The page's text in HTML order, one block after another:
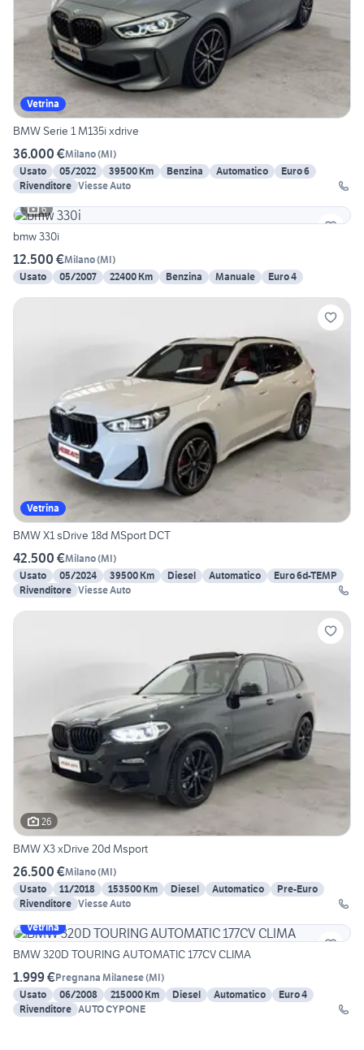
Vetrina
BMW Serie 1 M135i xdrive
36.000 €Milano(MI)
Usato
05/2022 39500 Km Benzina Automatico
Euro 6
Rivenditore Viesse Auto
6
bmw 330i
12.500 €Milano(MI)
Usato
05/2007 22400 Km Benzina Manuale Euro 4
Vetrina
BMW X1 sDrive 18d MSport DCT
42.500 €Milano(MI)
Usato
05/2024 39500 Km Diesel Automatico
Euro 6d-TEMP
Rivenditore Viesse Auto
26
BMW X3 xDrive 20d Msport
26.500 €Milano(MI)
Usato
11/2018 153500 Km Diesel Automatico
Pre-Euro
Rivenditore Viesse Auto
Vetrina
BMW 320D TOURING AUTOMATIC 177CV CLIMA
1.999 €Pregnana Milanese(MI)
Usato
06/2008 215000 Km Diesel Automatico
Euro 4
Rivenditore AUTO CYPONE